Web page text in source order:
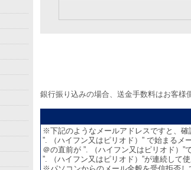
銀行振り込みの場合、送金手数料はお客様
※下記のようなメールアドレスですと、
”. （ハイフン又はピリオド）” で始まる
＠の直前が ”. （ハイフン又はピリオド）
”. （ハイフン又はピリオド）”が連続して